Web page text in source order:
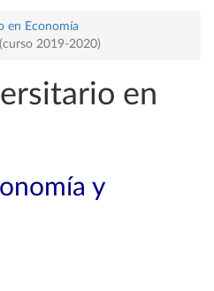
en Economía
2019-2020)
en
y